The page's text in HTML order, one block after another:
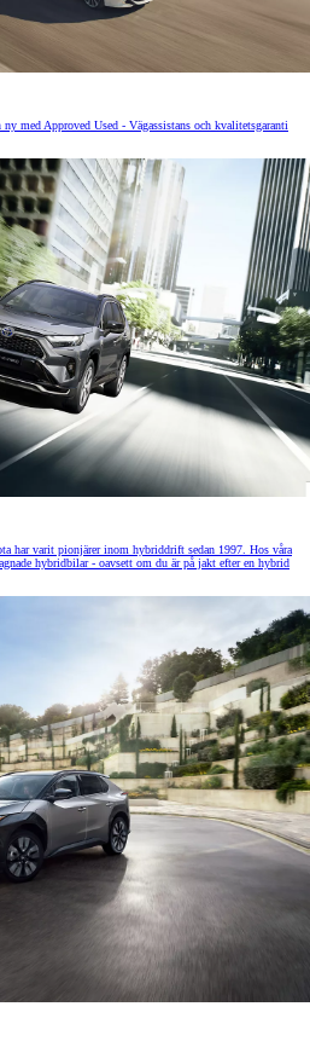
med Approved Used - Vägassistans och kvalitetsgaranti
har varit pionjärer inom hybriddrift sedan 1997. Hos våra
hybridbilar - oavsett om du är på jakt efter en hybrid